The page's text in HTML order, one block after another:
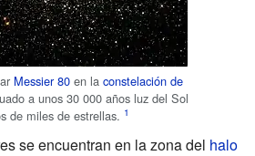
Messier 80 en la constelación de
a unos 30 000 años luz del Sol
de miles de estrellas.
se encuentran en la zona del halo